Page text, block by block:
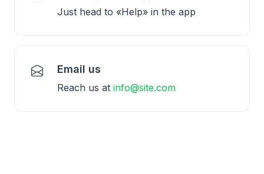
Just head to «Help» in the app
Email us
Reach us at info@site.com